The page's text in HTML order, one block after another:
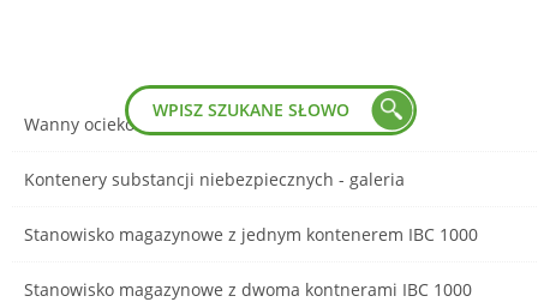
Wanny ociekowe stalowe - galeria
Kontenery substancji niebezpiecznych - galeria
Stanowisko magazynowe z jednym kontenerem IBC 1000
Stanowisko magazynowe z dwoma kontnerami IBC 1000